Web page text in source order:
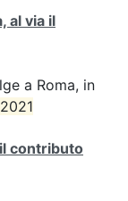
al via il
a Roma, in
2021
contributo